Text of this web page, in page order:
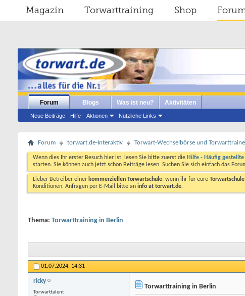
Magazin Torwarttraining Shop
Forum
Neue Beiträge Hilfe Aktionen Nützliche Links
Blogs Was ist neu? Aktivitäten
Forum torwart.de-Interaktiv Torwart-Wechselbörse und
Wenn dies Ihr erster Besuch hier ist, lesen Sie bitte zuerst die Hilfe - Häufig gestellte
starten. Sie können auch jetzt schon Beiträge lesen. Suchen Sie sich einfach das
Lieber Betreiber einer kommerziellen Torwartschule, wenn ihr für eure Torwartschule
Konditionen. Anfragen per E-Mail bitte an info at torwart.de.
Thema: Torwarttraining in Berlin
01.07.2024, 14:31
ricky
Torwarttalent
Torwarttraining in Berlin